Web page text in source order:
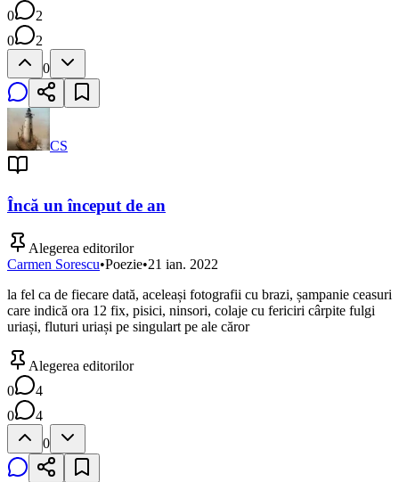
0
2
0
2
0
CS
Încă un început de an
Alegerea editorilor
Carmen Sorescu•Poezie•21 ian. 2022
la fel ca de fiecare dată, aceleași fotografii cu brazi, șampanie ceasuri
care indică ora 12 fix, pisici, ninsori, colaje cu fericiri cârpite fulgi
uriași, fluturi uriași pe singulart pe ale căror
Alegerea editorilor
0
4
0
4
0